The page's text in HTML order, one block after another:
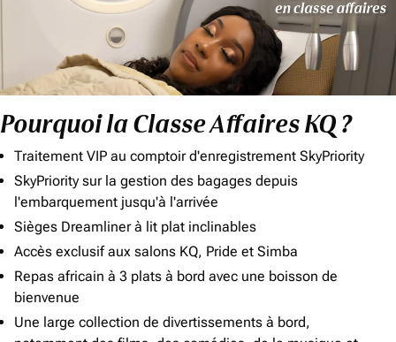
Pourquoi la Classe Affaires KQ ?
Traitement VIP au comptoir d'enregistrement SkyPriority
SkyPriority sur la gestion des bagages depuis
l'embarquement jusqu'à l'arrivée
Sièges Dreamliner à lit plat inclinables
Accès exclusif aux salons KQ, Pride et Simba
Repas africain à 3 plats à bord avec une boisson de
bienvenue
Une large collection de divertissements à bord,